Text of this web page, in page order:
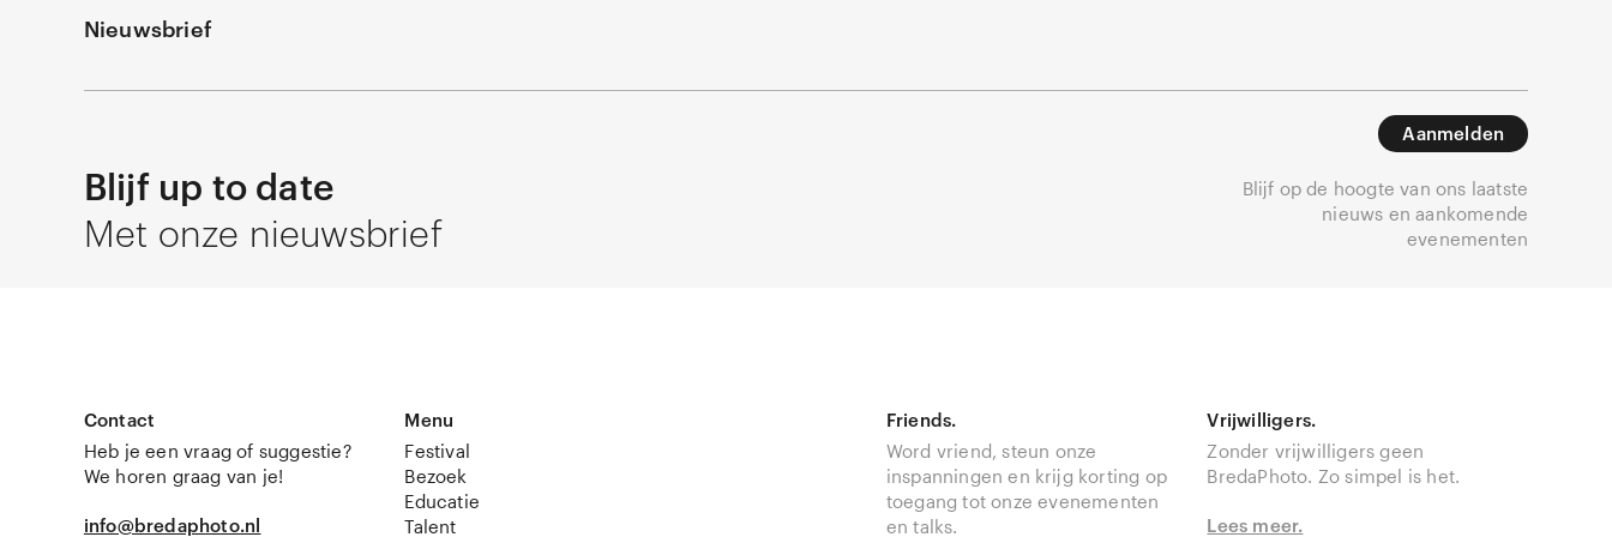
Nieuwsbrief
Blijf up to date
Met onze nieuwsbrief
Aanmelden
Blijf op de hoogte van ons laatste
nieuws en aankomende
evenementen
Contact
Heb je een vraag of suggestie?
We horen graag van je!
info@bredaphoto.nl
Menu
Festival
Bezoek
Educatie
Talent
Friends.
Word vriend, steun onze
inspanningen en krijg korting op
toegang tot onze evenementen
en talks.
Vrijwilligers.
Zonder vrijwilligers geen
BredaPhoto. Zo simpel is het.
Lees meer.